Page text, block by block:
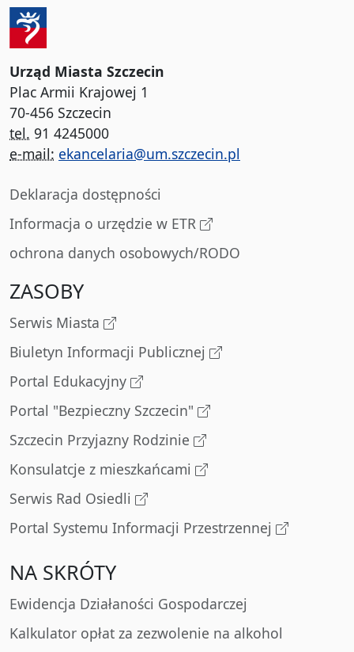
Urząd Miasta Szczecin
Plac Armii Krajowej 1
70-456 Szczecin
tel. 91 4245000
e-mail: ekancelaria@um.szczecin.pl
Deklaracja dostępności
Informacja o urzędzie w ETR
ochrona danych osobowych/RODO
ZASOBY
Serwis Miasta
Biuletyn Informacji Publicznej
Portal Edukacyjny
Portal "Bezpieczny Szczecin"
Szczecin Przyjazny Rodzinie
Konsulatcje z mieszkańcami
Serwis Rad Osiedli
Portal Systemu Informacji Przestrzennej
NA SKRÓTY
Ewidencja Działaności Gospodarczej
Kalkulator opłat za zezwolenie na alkohol